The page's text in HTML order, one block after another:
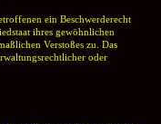
ein Beschwerderecht
ihres gewöhnlichen
Verstoßes zu. Das
oder